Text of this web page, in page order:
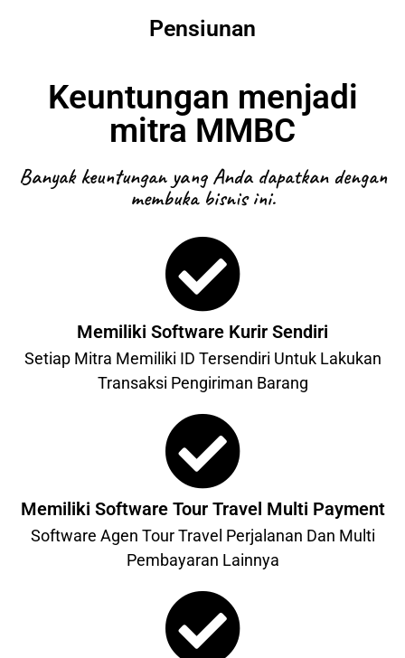
Pensiunan
Keuntungan menjadi
mitra MMBC
Banyak keuntungan yang Anda dapatkan dengan
membuka bisnis ini.
Memiliki Software Kurir Sendiri
Setiap Mitra Memiliki ID Tersendiri Untuk Lakukan
Transaksi Pengiriman Barang
Memiliki Software Tour Travel Multi Payment
Software Agen Tour Travel Perjalanan Dan Multi
Pembayaran Lainnya